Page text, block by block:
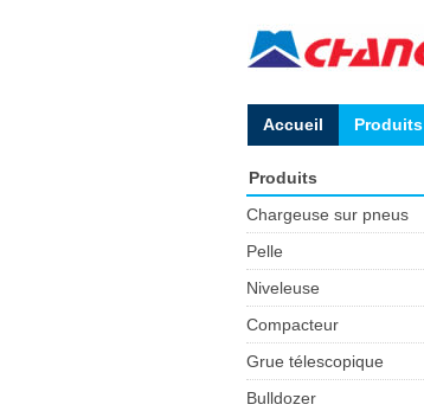
Accueil Produits
Produits
Chargeuse sur pneus
Pelle
Niveleuse
Compacteur
Grue télescopique
Bulldozer